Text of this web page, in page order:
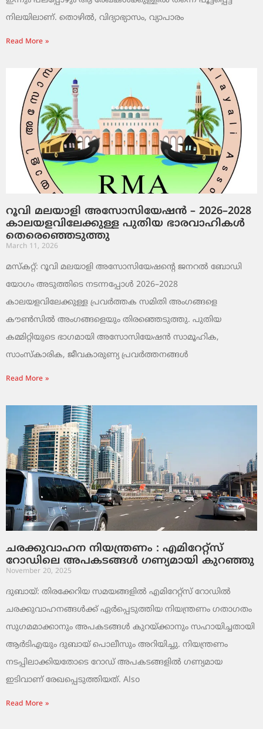
നിലയിലാണ്. തൊഴിൽ, വിദ്യാഭ്യാസം, വ്യാപാരം
Read More »
റൂവി മലയാളി അസോസിയേഷൻ – 2026–2028
കാലയളവിലേക്കുള്ള പുതിയ ഭാരവാഹികൾ
തെരെഞ്ഞെടുത്തു
March 11, 2026
മസ്കറ്റ്: റൂവി മലയാളി അസോസിയേഷന്റെ ജനറൽ ബോഡി
യോഗം അടുത്തിടെ നടന്നപ്പോൾ 2026–2028
കാലയളവിലേക്കുള്ള പ്രവർത്തക സമിതി അംഗങ്ങളെ
കൗൺസിൽ അംഗങ്ങളെയും തിരഞ്ഞെടുത്തു. പുതിയ
കമ്മിറ്റിയുടെ ഭാഗമായി അസോസിയേഷൻ സാമൂഹിക,
സാംസ്‌കാരിക, ജീവകാരുണ്യ പ്രവർത്തനങ്ങൾ
Read More »
ചരക്കുവാഹന നിയന്ത്രണം : എമിറേറ്റ്സ്
റോഡിലെ അപകടങ്ങൾ ഗണ്യമായി കുറഞ്ഞു
November 20, 2025
ദുബായ്: തിരക്കേറിയ സമയങ്ങളിൽ എമിറേറ്റ്സ് റോഡിൽ
ചരക്കുവാഹനങ്ങൾക്ക് ഏർപ്പെടുത്തിയ നിയന്ത്രണം ഗതാഗതം
സുഗമമാക്കാനും അപകടങ്ങൾ കുറയ്ക്കാനും സഹായിച്ചതായി
ആർടിഎയും ദുബായ് പൊലീസും അറിയിച്ചു. നിയന്ത്രണം
നടപ്പിലാക്കിയതോടെ റോഡ് അപകടങ്ങളിൽ ഗണ്യമായ
ഇടിവാണ് രേഖപ്പെടുത്തിയത്. Also
Read More »